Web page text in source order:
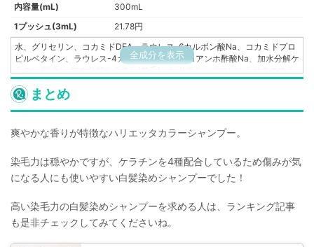
内容量(mL)
300mL
1プッシュ(3mL)
21.78円
全成分を表示
水、グリセリン、コカミドDEA、ラウレス-6カルボン酸Na、コカミドプロ
ピルベタイン、ラウレス-4カルボン酸Na、ココアンホ酢酸Na、加水分解ケ
ラチン(羽毛)、加水分解ケラチン(羊毛)、ヒドロキシプロピルトリモニウム
加水分解ケラチン(羽毛)、イソステアロイル加水分解ケラチン(羊毛)、マカ
デミア種子油、シクロヘキサン-1,4-ジカルボン酸ビスエトキシジグリコー
ル、ユズ果実エキス、ウンシュウミカン果皮エキス、シイクワシャー果実
2K、アルギン酸Na、アルギニン、(ラネス-40マレイン酸Na/スチレンスル
ホン酸)コポリマー、サリチル酸、BG、ポリクオタニウム-10、クエン酸、
ール、ペンテト酸5Na、イソノナン酸イソノニル、EDTA-2Na、フェノキ
シエタノール、安息香酸Na、香料、（+/-）塩基性青99、塩基性茶16、塩
まとめ
爽やかな香りが特徴なハリエッタカラーシャンプー。
染毛力は穏やかですが、ケラチンを4種配合しているため傷みが気
になる人にも使いやすい白髪染めシャンプーでした！
高い染毛力の白髪染めシャンプーを求める人は、ランキング記事
も是非チェックしてみてくださいね。